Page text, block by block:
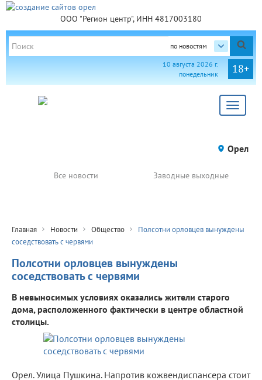
ООО "Регион центр", ИНН 4817003180
по новостям
18+
10 августа 2026 г.
понедельник
Toggle
Орел
Все новости Заводные выходные
Главная Новости Общество
Полсотни орловцев вынуждены
соседствовать с червями
Полсотни орловцев вынуждены
соседствовать с червями
В невыносимых условиях оказались жители старого
дома, расположенного фактически в центре областной
столицы.
Орел. Улица Пушкина. Напротив кожвендиспансера стоит